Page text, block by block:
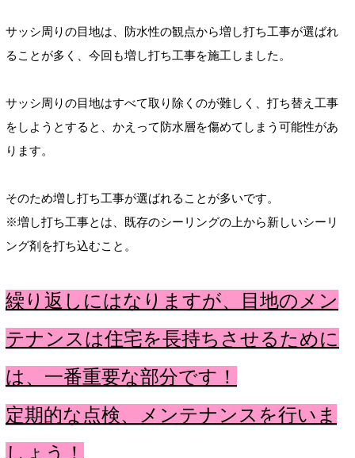
サッシ周りの目地は、防水性の観点から増し打ち工事が選ばれ
ることが多く、今回も増し打ち工事を施工しました。
サッシ周りの目地はすべて取り除くのが難しく、打ち替え工事
をしようとすると、かえって防水層を傷めてしまう可能性があ
ります。
そのため増し打ち工事が選ばれることが多いです。
※増し打ち工事とは、既存のシーリングの上から新しいシーリ
ング剤を打ち込むこと。
繰り返しにはなりますが、目地のメン
テナンスは住宅を長持ちさせるために
は、一番重要な部分です！
定期的な点検、メンテナンスを行いま
しょう！